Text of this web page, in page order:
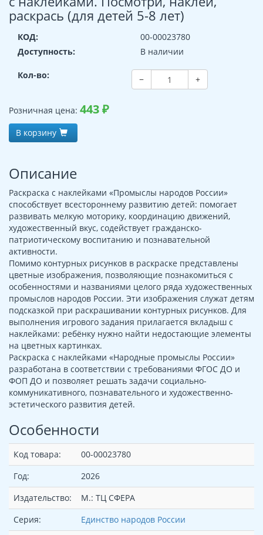
раскрась (для детей 5-8 лет)
КОД:
00-00023780
Доступность:
В наличии
Кол-во: − +
Розничная цена: 443₽
В корзину
Описание
Раскраска с наклейками «Промыслы народов России»
способствует всестороннему развитию детей: помогает
развивать мелкую моторику, координацию движений,
художественный вкус, содействует гражданско-
патриотическому воспитанию и познавательной
активности.
Помимо контурных рисунков в раскраске представлены
цветные изображения, позволяющие познакомиться с
особенностями и названиями целого ряда художественных
промыслов народов России. Эти изображения служат детям
подсказкой при раскрашивании контурных рисунков. Для
выполнения игрового задания прилагается вкладыш с
наклейками: ребёнку нужно найти недостающие элементы
на цветных картинках.
Раскраска с наклейками «Народные промыслы России»
разработана в соответствии с требованиями ФГОС ДО и
ФОП ДО и позволяет решать задачи социально-
коммуникативного, познавательного и художественно-
эстетического развития детей.
Особенности
Код товара:
00-00023780
Год:
2026
Издательство:
М.: ТЦ СФЕРА
Серия:
Единство народов России